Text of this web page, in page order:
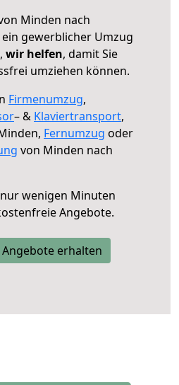
Minden nach
gewerblicher Umzug
wir helfen, damit Sie
umziehen können.
Firmenumzug,
– & Klaviertransport,
Fernumzug oder
von Minden nach
wenigen Minuten
Angebote.
erhalten